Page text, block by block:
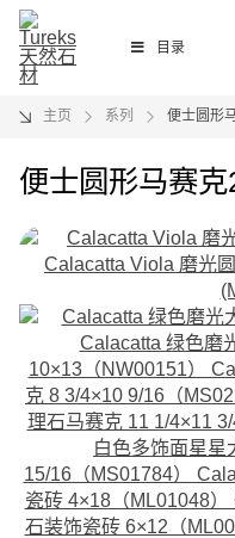
目录
主页 系列 便士圆形
便士圆形马赛克